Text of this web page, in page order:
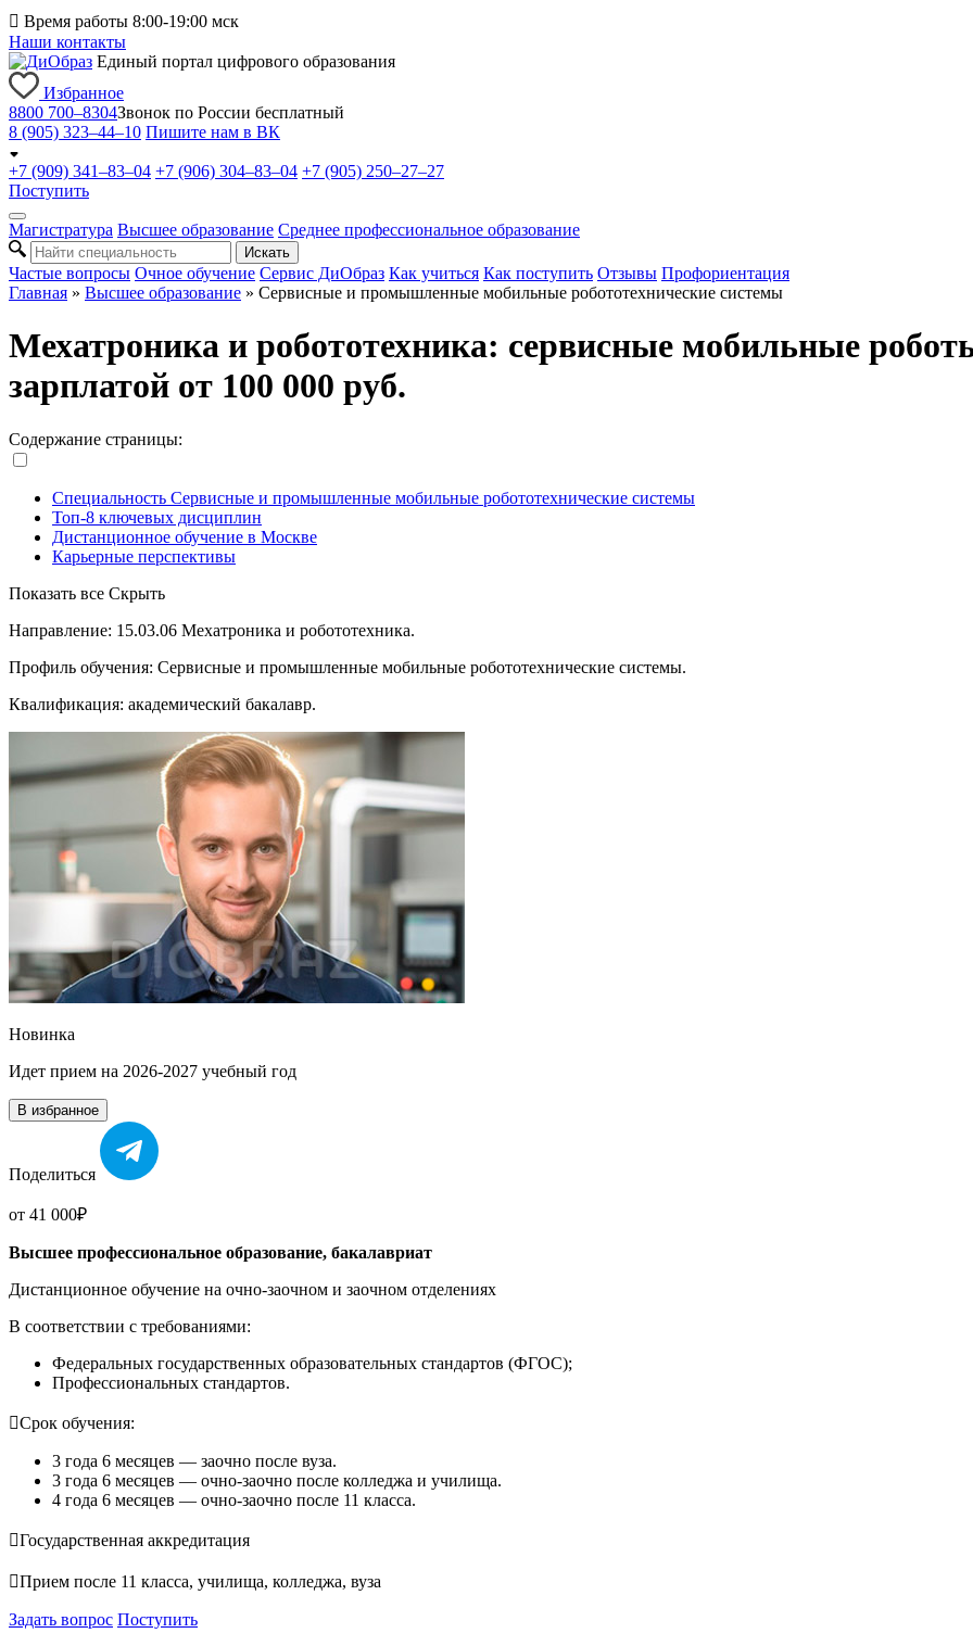
 Время работы 8:00-19:00 мск
Наши контакты
Единый портал цифрового образования
Избранное
8800 700–8304Звонок по России бесплатный
8 (905) 323–44–10 Пишите нам в ВК
+7 (909) 341–83–04 +7 (906) 304–83–04 +7 (905) 250–27–27
Поступить
Магистратура Высшее образование Среднее профессиональное образование
Искать
Частые вопросы Очное обучение Сервис ДиОбраз Как учиться Как поступить Отзывы Профориентация
Главная » Высшее образование » Сервисные и промышленные мобильные робототехнические системы
Мехатроника и робототехника: сервисные мобильные
зарплатой от 100 000 руб.
Содержание страницы:
Специальность Сервисные и промышленные мобильные робототехнические системы
Топ-8 ключевых дисциплин
Дистанционное обучение в Москве
Карьерные перспективы
Показать все Скрыть
Направление: 15.03.06 Мехатроника и робототехника.
Профиль обучения: Сервисные и промышленные мобильные робототехнические системы.
Квалификация: академический бакалавр.
Новинка
Идет прием на 2026-2027 учебный год
В избранное
Поделиться
от 41 000₽
Высшее профессиональное образование, бакалавриат
Дистанционное обучение на очно-заочном и заочном отделениях
В соответствии с требованиями:
Федеральных государственных образовательных стандартов (ФГОС);
Профессиональных стандартов.
Срок обучения:
3 года 6 месяцев — заочно после вуза.
3 года 6 месяцев — очно-заочно после колледжа и училища.
4 года 6 месяцев — очно-заочно после 11 класса.
Государственная аккредитация
Прием после 11 класса, училища, колледжа, вуза
Задать вопрос Поступить